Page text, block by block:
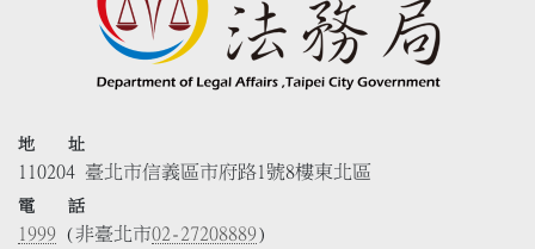
地 址
110204 臺北市信義區市府路1號8樓東北區
電 話
1999 (非臺北市02-27208889)